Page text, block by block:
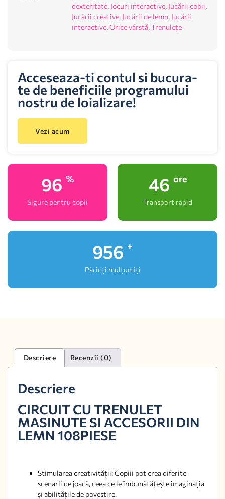
dexteritate, Jocuri interactive, Jucării copii,
Jucării creative, Jucării de lemn, Jucării
interactive, Orice vârstă, Trenulețe
Acceseaza-ti contul si bucura-
te de beneficiile programului
nostru de loializare!
Vezi acum
100 %
Sigure pentru copii
48 ore
Transport rapid
1,000
Părinți mulțumiți
Descriere Recenzii (0)
Descriere
CIRCUIT CU TRENULET
MASINUTE SI ACCESORII DIN
LEMN 108PIESE
Stimularea creativității: Copiii pot crea diferite
scenarii de joacă, ceea ce le îmbunătățește imaginația
și abilitățile de povestire.